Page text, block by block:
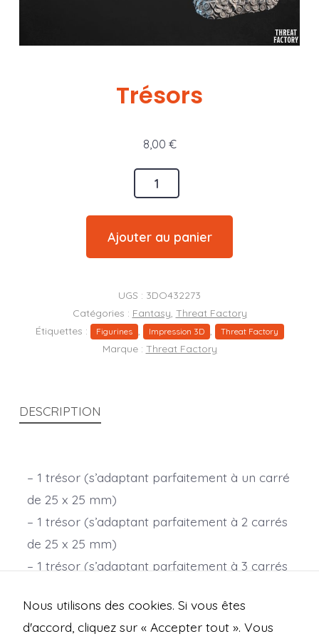
Trésors
8,00 €
Ajouter au panier
UGS : 3DO432273
Catégories : Fantasy, Threat Factory
Étiquettes :
Figurines , Impression 3D , Threat Factory
Marque : Threat Factory
DESCRIPTION
– 1 trésor (s’adaptant parfaitement à un carré
de 25 x 25 mm)
– 1 trésor (s’adaptant parfaitement à 2 carrés
de 25 x 25 mm)
– 1 trésor (s’adaptant parfaitement à 3 carrés
Échelle : 28 mm.
Nous utilisons des cookies. Si vous êtes
d'accord, cliquez sur « Accepter tout ». Vous